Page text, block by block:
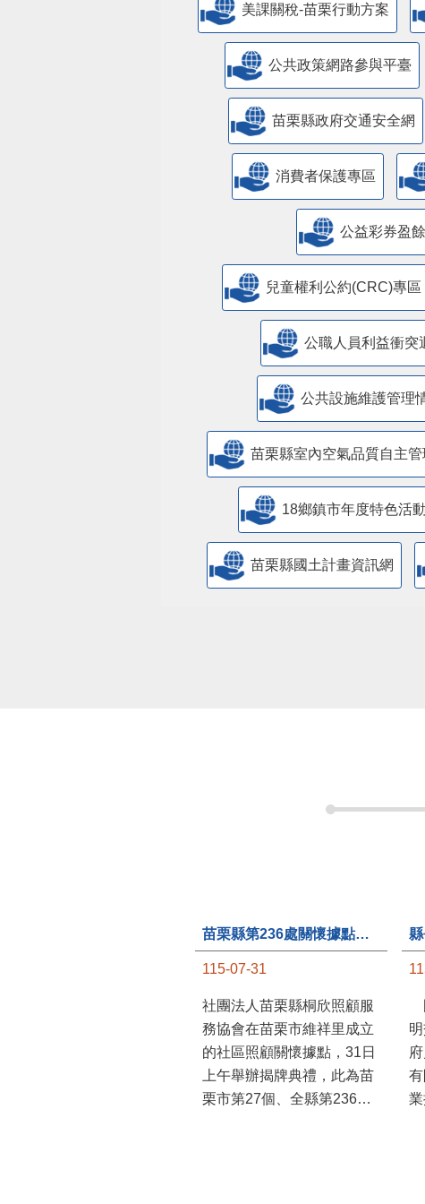
美課關稅-苗栗行動方案
公共政策網路參與平臺
苗栗縣政府交通安全網
消費者保護專區
公益彩券盈
兒童權利公約(CRC)專區
公職人員利益衝突
公共設施維護管理
苗栗縣室內空氣品質自主
18鄉鎮市年度特色活動
苗栗縣國土計畫資訊網
苗栗縣第236處關懷據點在苗栗市維祥里揭牌
115-07-31
社團法人苗栗縣桐欣照顧服